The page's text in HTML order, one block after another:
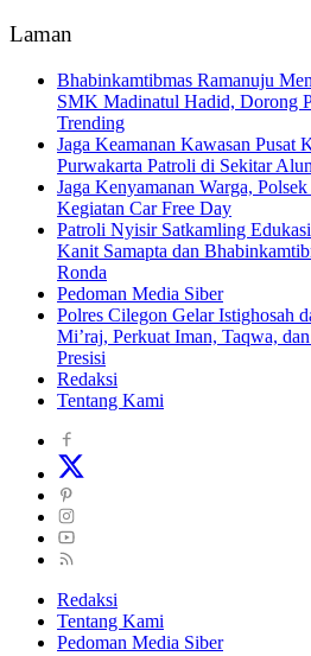
Laman
Bhabinkamtibmas Ramanuju
SMK Madinatul Hadid, Dorong
Trending
Jaga Keamanan Kawasan Pusat
Purwakarta Patroli di Sekitar
Jaga Kenyamanan Warga,
Kegiatan Car Free Day
Patroli Nyisir Satkamling
Kanit Samapta dan
Ronda
Pedoman Media Siber
Polres Cilegon Gelar Istighosah
Mi’raj, Perkuat Iman, Taqwa,
Presisi
Redaksi
Tentang Kami
Redaksi
Tentang Kami
Pedoman Media Siber